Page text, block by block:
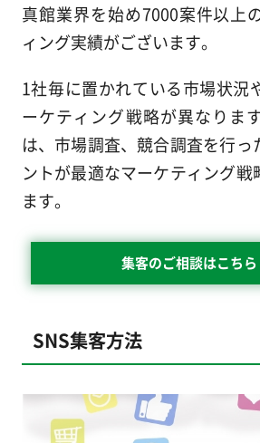
真館業界を始め7000案件以上
ィング実績がございます。
1社毎に置かれている市場状況
ーケティング戦略が異なりま
は、市場調査、競合調査を行っ
ントが最適なマーケティング戦
ます。
集客のご相談はこちら
SNS集客方法